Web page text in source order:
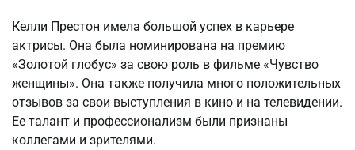
Келли Престон имела большой успех в карьере
актрисы. Она была номинирована на премию
«Золотой глобус» за свою роль в фильме «Чувство
женщины». Она также получила много положительных
отзывов за свои выступления в кино и на телевидении.
Ее талант и профессионализм были признаны
коллегами и зрителями.